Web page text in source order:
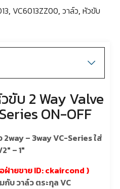
, VC6013ZZ00, วาล์ว, หัวขับ
ขับ 2 Way Valve
ON-OFF
– 3way VC-Series ใส่
– 1″
ายขาย ID:ckaircond )
กับ วาล์ว ตระกุล VC